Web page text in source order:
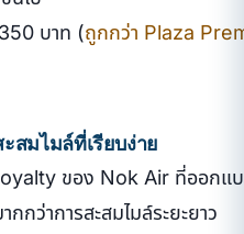
บาท (ถูกกว่า Plaza
สมไมล์ที่เรียบง่าย
ของ Nok Air ที่ออกแบ
กว่าการสะสมไมล์ระยะยาว